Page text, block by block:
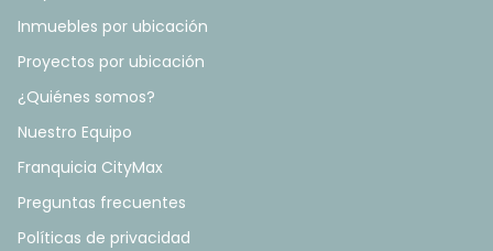
Inmuebles por ubicación
Proyectos por ubicación
¿Quiénes somos?
Nuestro Equipo
Franquicia CityMax
Preguntas frecuentes
Políticas de privacidad